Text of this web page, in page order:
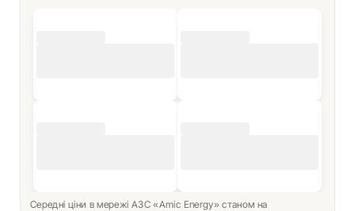
Середні ціни в мережі АЗС «Amic Energy» станом на